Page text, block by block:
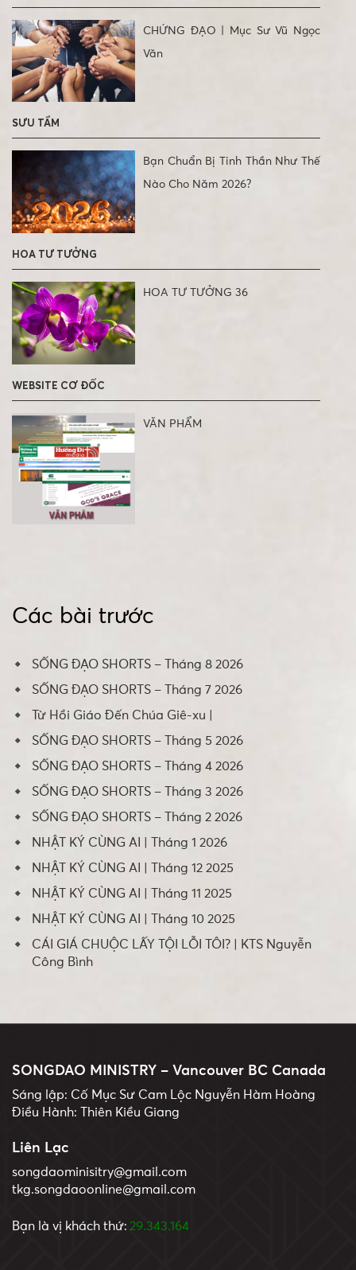
CHỨNG ĐẠO | Mục Sư Vũ Ngọc
Văn
SƯU TẦM
Bạn Chuẩn Bị Tinh Thần Như Thế
Nào Cho Năm 2026?
HOA TƯ TƯỞNG
HOA TƯ TƯỞNG 36
WEBSITE CƠ ĐỐC
VĂN PHẨM
Các bài trước
SỐNG ĐẠO SHORTS – Tháng 8 2026
SỐNG ĐẠO SHORTS – Tháng 7 2026
Từ Hồi Giáo Đến Chúa Giê-xu |
SỐNG ĐẠO SHORTS – Tháng 5 2026
SỐNG ĐẠO SHORTS – Tháng 4 2026
SỐNG ĐẠO SHORTS – Tháng 3 2026
SỐNG ĐẠO SHORTS – Tháng 2 2026
NHẬT KÝ CÙNG AI | Tháng 1 2026
NHẬT KÝ CÙNG AI | Tháng 12 2025
NHẬT KÝ CÙNG AI | Tháng 11 2025
NHẬT KÝ CÙNG AI | Tháng 10 2025
CÁI GIÁ CHUỘC LẤY TỘI LỖI TÔI? | KTS Nguyễn
Công Bình
SONGDAO MINISTRY – Vancouver BC Canada
Sáng lập: Cố Mục Sư Cam Lộc Nguyễn Hàm Hoàng
Điều Hành: Thiên Kiều Giang
Liên Lạc
songdaominisitry@gmail.com
tkg.songdaoonline@gmail.com
Bạn là vị khách thứ: 29.343.164